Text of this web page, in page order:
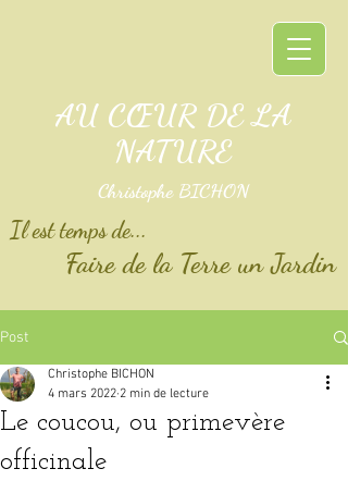
AU CŒUR DE LA
NATURE
Christophe BICHON
Il est temps de...
Faire de la Terre un Jardin
Post
Le coucou, ou primevère
officinale
Christophe BICHON
4 mars 2022 2 min de lecture